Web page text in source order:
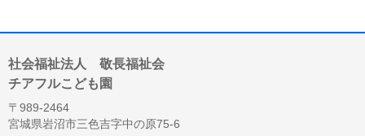
社会福祉法人 敬長福祉会
チアフルこども園
〒989-2464
宮城県岩沼市三色吉字中の原75-6